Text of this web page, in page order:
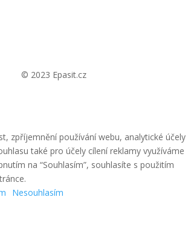
© 2023 Epasit.cz
zpříjemnění používání webu, analytické účely
také pro účely cílení reklamy využíváme
na “Souhlasím”, souhlasíte s použitím
Nesouhlasím